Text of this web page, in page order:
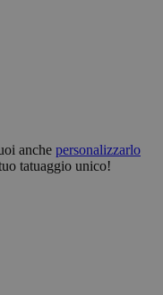
anche personalizzarlo
tatuaggio unico!